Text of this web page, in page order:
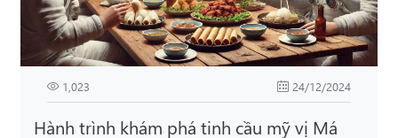
1,023 24/12/2024
Hành trình khám phá tinh cầu mỹ vị Má